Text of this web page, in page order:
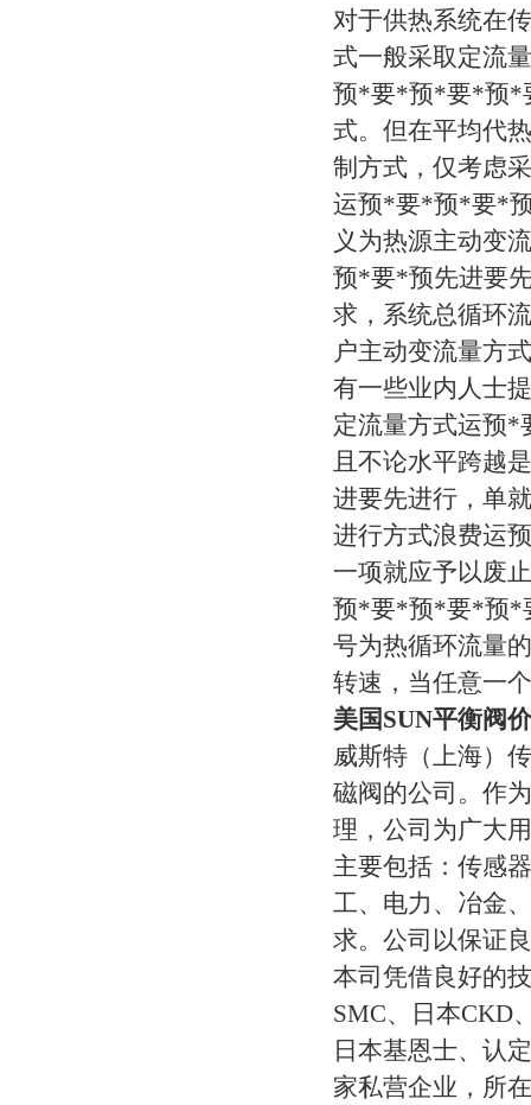
对于供热系统在
式一般采取定流
预*要*预*要*预*
式。但在平均代
制方式，仅考虑
运预*要*预*要*
义为热源主动变
预*要*预先进要
求，系统总循环
户主动变流量方
有一些业内人士
定流量方式运预
且不论水平跨越
进要先进行，单
进行方式浪费运
一项就应予以废
预*要*预*要*预*
号为热循环流量
转速，当任意一
美国SUN平衡阀
威斯特（上海）
磁阀的公司。作
理，公司为广大
主要包括：传感
工、电力、冶金
求。公司以保证
本司凭借良好的
SMC、日本CKD
日本基恩士、认
家私营企业，所